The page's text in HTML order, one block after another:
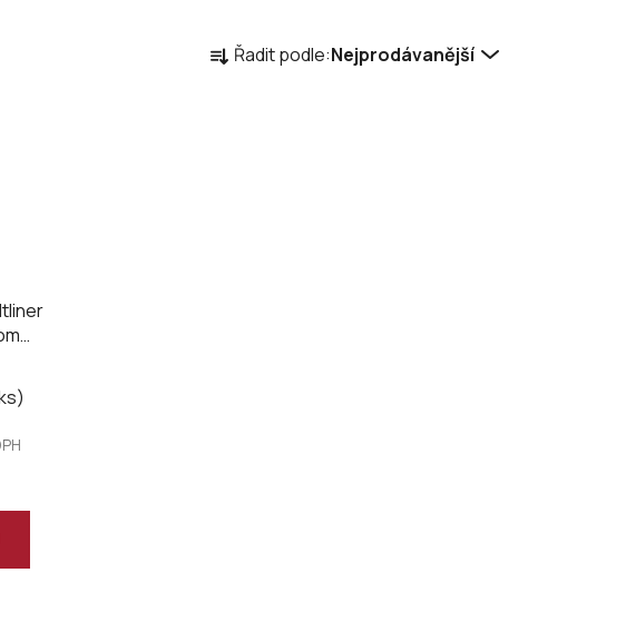
a Řadit podle:Nejprodávanější